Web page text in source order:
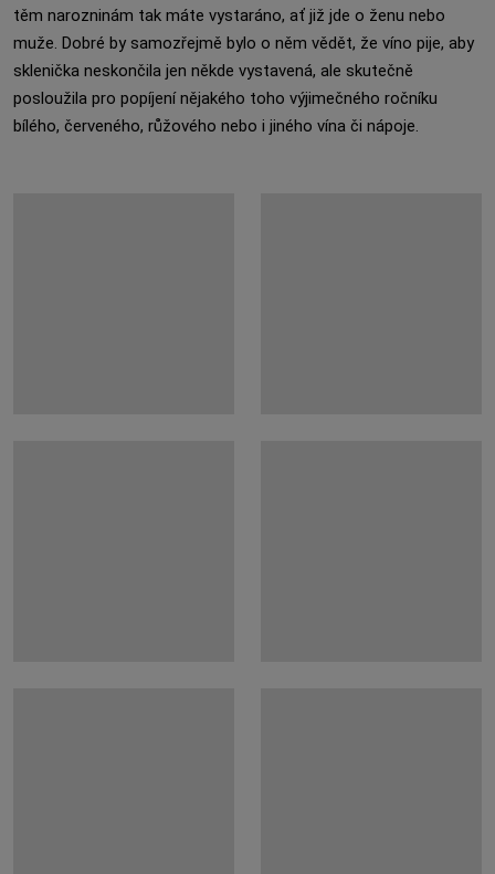
těm narozninám tak máte vystaráno, ať již jde o ženu nebo
muže. Dobré by samozřejmě bylo o něm vědět, že víno pije, aby
sklenička neskončila jen někde vystavená, ale skutečně
posloužila pro popíjení nějakého toho výjimečného ročníku
bílého, červeného, růžového nebo i jiného vína či nápoje.